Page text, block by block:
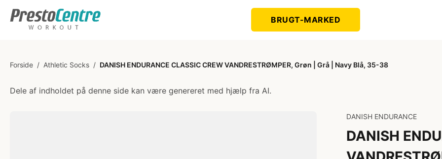
BRUGT-MARKED
Forside / Athletic Socks / DANISH ENDURANCE CLASSIC CREW VANDRESTRØMPER, Grøn | Grå | Navy Blå, 35-38
Dele af indholdet på denne side kan være genereret med hjælp fra AI.
DANISH ENDURANCE
DANISH